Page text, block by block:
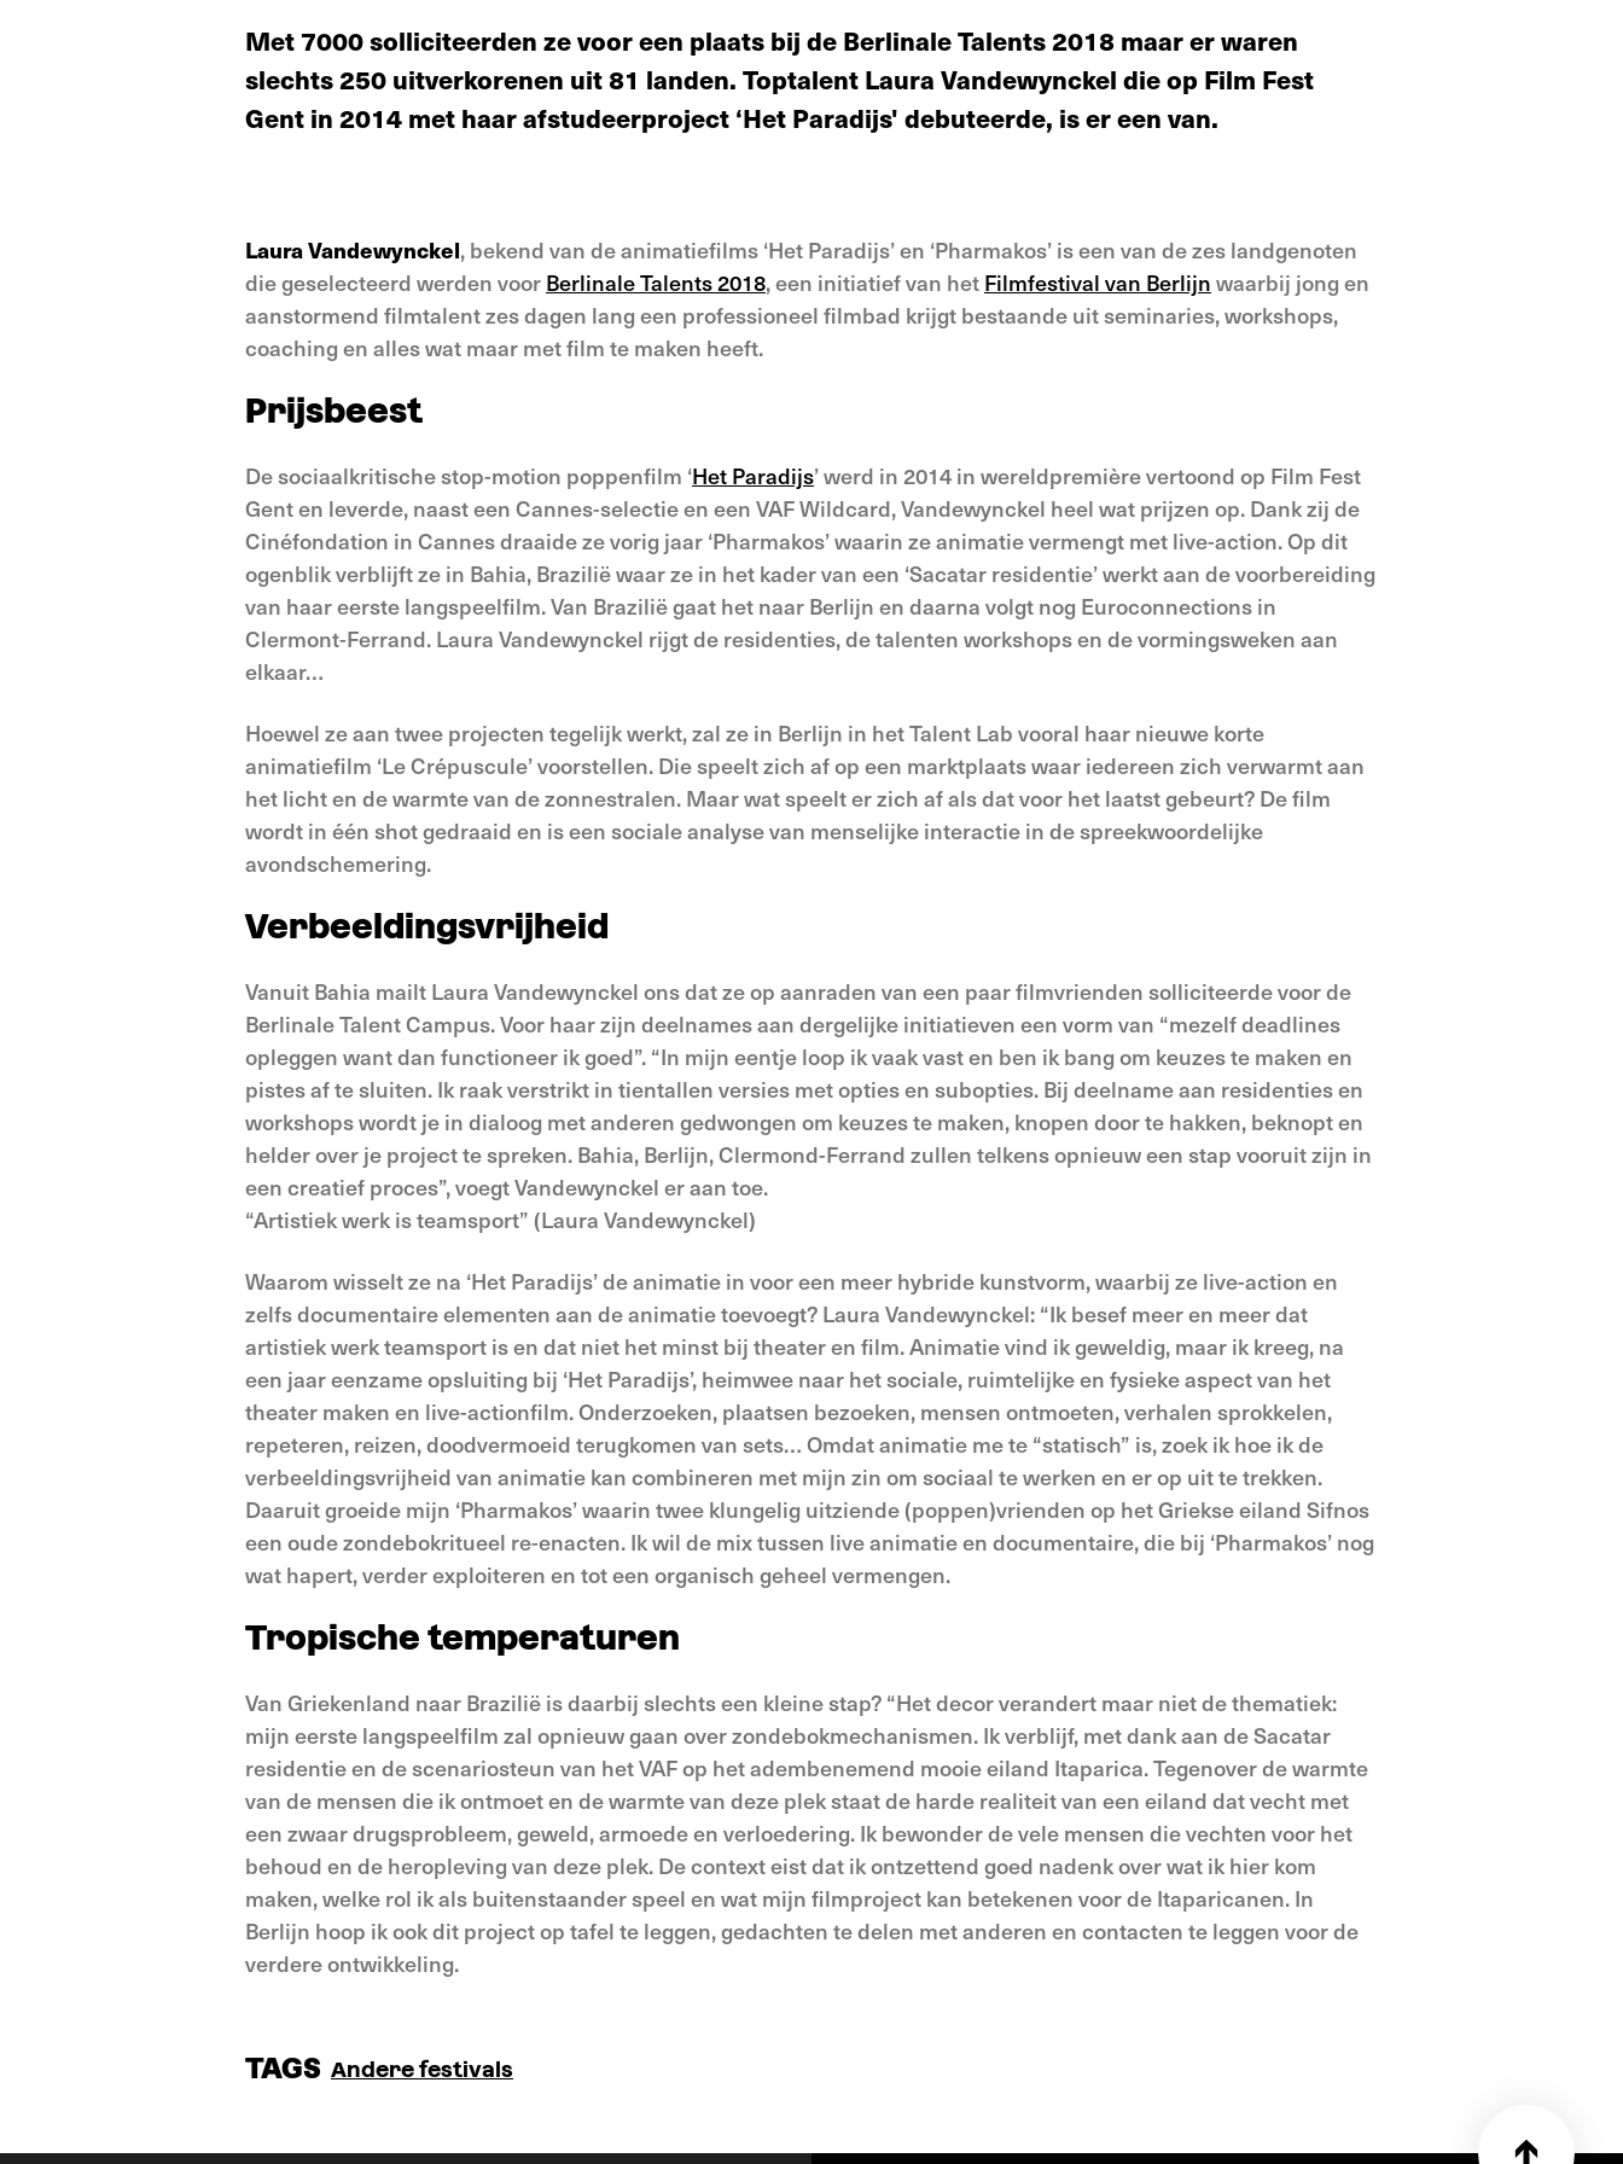
Met 7000 solliciteerden ze voor een plaats bij de Berlinale Talents 2018 maar er waren
slechts 250 uitverkorenen uit 81 landen. Toptalent Laura Vandewynckel die op Film Fest
Gent in 2014 met haar afstudeerproject ‘Het Paradijs' debuteerde, is er een van.
Laura Vandewynckel, bekend van de animatiefilms ‘Het Paradijs’ en ‘Pharmakos’ is een van de zes landgenoten
die geselecteerd werden voor Berlinale Talents 2018, een initiatief van het Filmfestival van Berlijn waarbij jong en
aanstormend filmtalent zes dagen lang een professioneel filmbad krijgt bestaande uit seminaries, workshops,
coaching en alles wat maar met film te maken heeft.
Prijsbeest
De sociaalkritische stop-motion poppenfilm ‘Het Paradijs’ werd in 2014 in wereldpremière vertoond op Film Fest
Gent en leverde, naast een Cannes-selectie en een VAF Wildcard, Vandewynckel heel wat prijzen op. Dank zij de
Cinéfondation in Cannes draaide ze vorig jaar ‘Pharmakos’ waarin ze animatie vermengt met live-action. Op dit
ogenblik verblijft ze in Bahia, Brazilië waar ze in het kader van een ‘Sacatar residentie’ werkt aan de voorbereiding
van haar eerste langspeelfilm. Van Brazilië gaat het naar Berlijn en daarna volgt nog Euroconnections in
Clermont-Ferrand. Laura Vandewynckel rijgt de residenties, de talenten workshops en de vormingsweken aan
elkaar…
Hoewel ze aan twee projecten tegelijk werkt, zal ze in Berlijn in het Talent Lab vooral haar nieuwe korte
animatiefilm ‘Le Crépuscule’ voorstellen. Die speelt zich af op een marktplaats waar iedereen zich verwarmt aan
het licht en de warmte van de zonnestralen. Maar wat speelt er zich af als dat voor het laatst gebeurt? De film
wordt in één shot gedraaid en is een sociale analyse van menselijke interactie in de spreekwoordelijke
avondschemering.
Verbeeldingsvrijheid
Vanuit Bahia mailt Laura Vandewynckel ons dat ze op aanraden van een paar filmvrienden solliciteerde voor de
Berlinale Talent Campus. Voor haar zijn deelnames aan dergelijke initiatieven een vorm van “mezelf deadlines
opleggen want dan functioneer ik goed”. “In mijn eentje loop ik vaak vast en ben ik bang om keuzes te maken en
pistes af te sluiten. Ik raak verstrikt in tientallen versies met opties en subopties. Bij deelname aan residenties en
workshops wordt je in dialoog met anderen gedwongen om keuzes te maken, knopen door te hakken, beknopt en
helder over je project te spreken. Bahia, Berlijn, Clermond-Ferrand zullen telkens opnieuw een stap vooruit zijn in
een creatief proces”, voegt Vandewynckel er aan toe.
“Artistiek werk is teamsport” (Laura Vandewynckel)
Waarom wisselt ze na ‘Het Paradijs’ de animatie in voor een meer hybride kunstvorm, waarbij ze live-action en
zelfs documentaire elementen aan de animatie toevoegt? Laura Vandewynckel: “Ik besef meer en meer dat
artistiek werk teamsport is en dat niet het minst bij theater en film. Animatie vind ik geweldig, maar ik kreeg, na
een jaar eenzame opsluiting bij ‘Het Paradijs’, heimwee naar het sociale, ruimtelijke en fysieke aspect van het
theater maken en live-actionfilm. Onderzoeken, plaatsen bezoeken, mensen ontmoeten, verhalen sprokkelen,
repeteren, reizen, doodvermoeid terugkomen van sets… Omdat animatie me te “statisch” is, zoek ik hoe ik de
verbeeldingsvrijheid van animatie kan combineren met mijn zin om sociaal te werken en er op uit te trekken.
Daaruit groeide mijn ‘Pharmakos’ waarin twee klungelig uitziende (poppen)vrienden op het Griekse eiland Sifnos
een oude zondebokritueel re-enacten. Ik wil de mix tussen live animatie en documentaire, die bij ‘Pharmakos’ nog
wat hapert, verder exploiteren en tot een organisch geheel vermengen.
Tropische temperaturen
Van Griekenland naar Brazilië is daarbij slechts een kleine stap? “Het decor verandert maar niet de thematiek:
mijn eerste langspeelfilm zal opnieuw gaan over zondebokmechanismen. Ik verblijf, met dank aan de Sacatar
residentie en de scenariosteun van het VAF op het adembenemend mooie eiland Itaparica. Tegenover de warmte
van de mensen die ik ontmoet en de warmte van deze plek staat de harde realiteit van een eiland dat vecht met
een zwaar drugsprobleem, geweld, armoede en verloedering. Ik bewonder de vele mensen die vechten voor het
behoud en de heropleving van deze plek. De context eist dat ik ontzettend goed nadenk over wat ik hier kom
maken, welke rol ik als buitenstaander speel en wat mijn filmproject kan betekenen voor de Itaparicanen. In
Berlijn hoop ik ook dit project op tafel te leggen, gedachten te delen met anderen en contacten te leggen voor de
verdere ontwikkeling.
TAGS Andere festivals